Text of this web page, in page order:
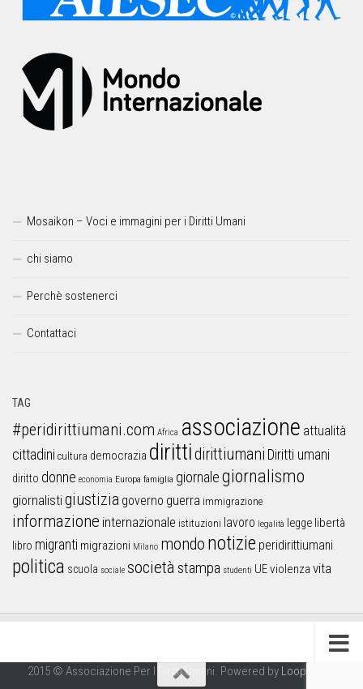
Mosaikon – Voci e immagini per i Diritti Umani
chi siamo
Perchè sostenerci
Contattaci
TAG
#peridirittiumani.com Africa associazione attualità
cittadini cultura democrazia dirittidirittiumani Diritti umani
diritto donne economia Europa famiglia giornalegiornalismo
giornalistigiustizia governo guerra immigrazione
informazione internazionale istituzioni lavoro legalità legge libertà
libro migranti migrazioni Milano mondo notizie peridirittiumani
politica scuola sociale società stampa studenti UEviolenza vita
2015 © Associazione Per I Diritti Umani. Powered by Looproject